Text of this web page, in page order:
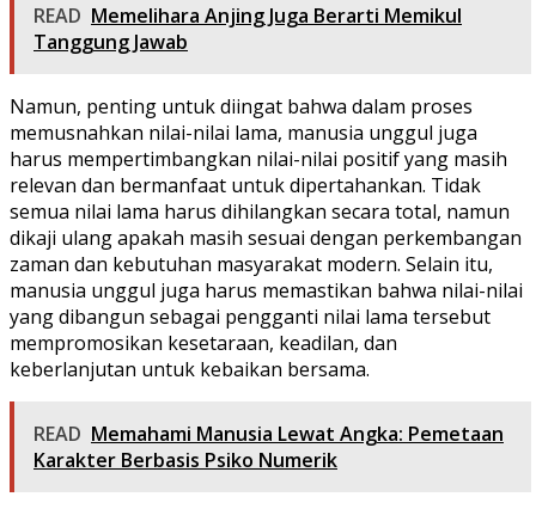
READ Memelihara Anjing Juga Berarti Memikul
Tanggung Jawab
Namun, penting untuk diingat bahwa dalam proses
memusnahkan nilai-nilai lama, manusia unggul juga
harus mempertimbangkan nilai-nilai positif yang masih
relevan dan bermanfaat untuk dipertahankan. Tidak
semua nilai lama harus dihilangkan secara total, namun
dikaji ulang apakah masih sesuai dengan perkembangan
zaman dan kebutuhan masyarakat modern. Selain itu,
manusia unggul juga harus memastikan bahwa nilai-nilai
yang dibangun sebagai pengganti nilai lama tersebut
mempromosikan kesetaraan, keadilan, dan
keberlanjutan untuk kebaikan bersama.
READ Memahami Manusia Lewat Angka: Pemetaan
Karakter Berbasis Psiko Numerik